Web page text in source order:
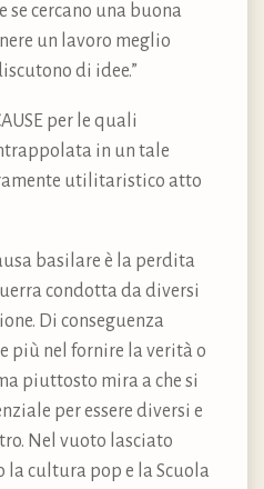
se cercano una buona
un lavoro meglio
di idee.”
per le quali
in un tale
utilitaristico atto
basilare è la perdita
condotta da diversi
Di conseguenza
più nel fornire la verità o
piuttosto mira a che si
per essere diversi e
Nel vuoto lasciato
cultura pop e la Scuola